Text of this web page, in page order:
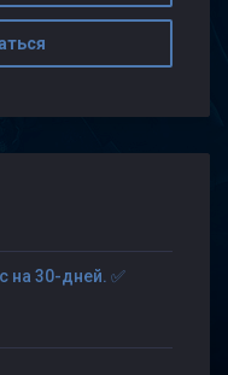
на 30-дней. ✅